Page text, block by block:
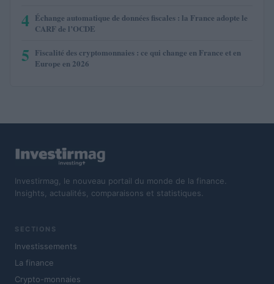
4 Échange automatique de données fiscales : la France adopte le
CARF de l’OCDE
5 Fiscalité des cryptomonnaies : ce qui change en France et en
Europe en 2026
Investirmag, le nouveau portail du monde de la finance.
Insights, actualités, comparaisons et statistiques.
SECTIONS
Investissements
La finance
Crypto-monnaies